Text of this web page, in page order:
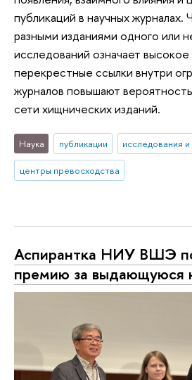
публикаций в научных журналах.
разными изданиями одного или
исследований означает
перекрестные ссылки внутри
журналов повышают
сети хищнических изданий.
Наука публикации исследования и
центры превосходства
Аспирантка НИУ ВШЭ
премию за выдающуюся